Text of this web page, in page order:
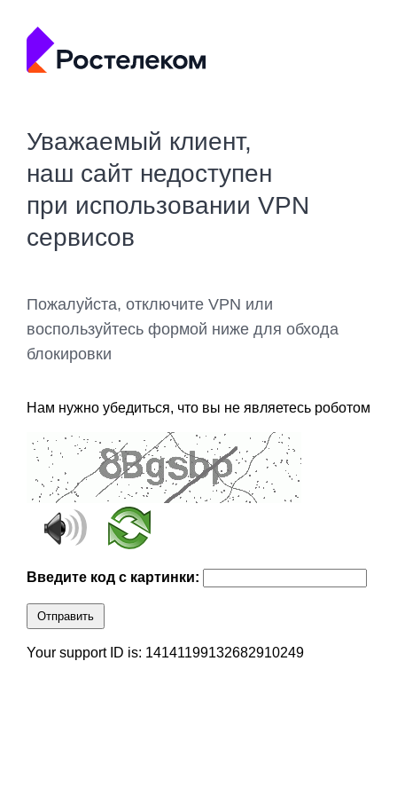
Уважаемый клиент,
наш сайт недоступен
при использовании VPN
сервисов
Пожалуйста, отключите VPN или
воспользуйтесь формой ниже для обхода
блокировки
Нам нужно убедиться, что вы не являетесь роботом
Введите код с картинки:
Отправить
Your support ID is: 14141199132682910249